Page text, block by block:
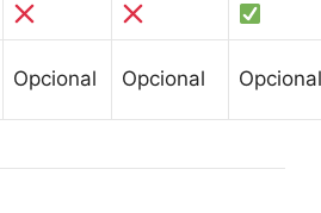
Opcional Opcional Opcional